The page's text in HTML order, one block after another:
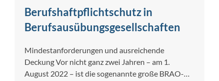
Berufshaftpflichtschutz in
Berufsausübungsgesellschaften
Mindestanforderungen und ausreichende
Deckung Vor nicht ganz zwei Jahren – am 1.
August 2022 – ist die sogenannte große BRAO-